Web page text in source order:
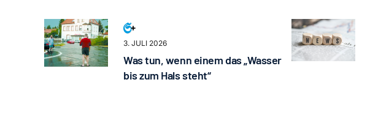
3. JULI 2026
Was tun, wenn einem das „Wasser
bis zum Hals steht“